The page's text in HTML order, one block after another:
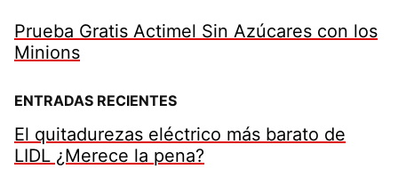
Prueba Gratis Actimel Sin Azúcares con los
Minions
ENTRADAS RECIENTES
El quitadurezas eléctrico más barato de
LIDL ¿Merece la pena?